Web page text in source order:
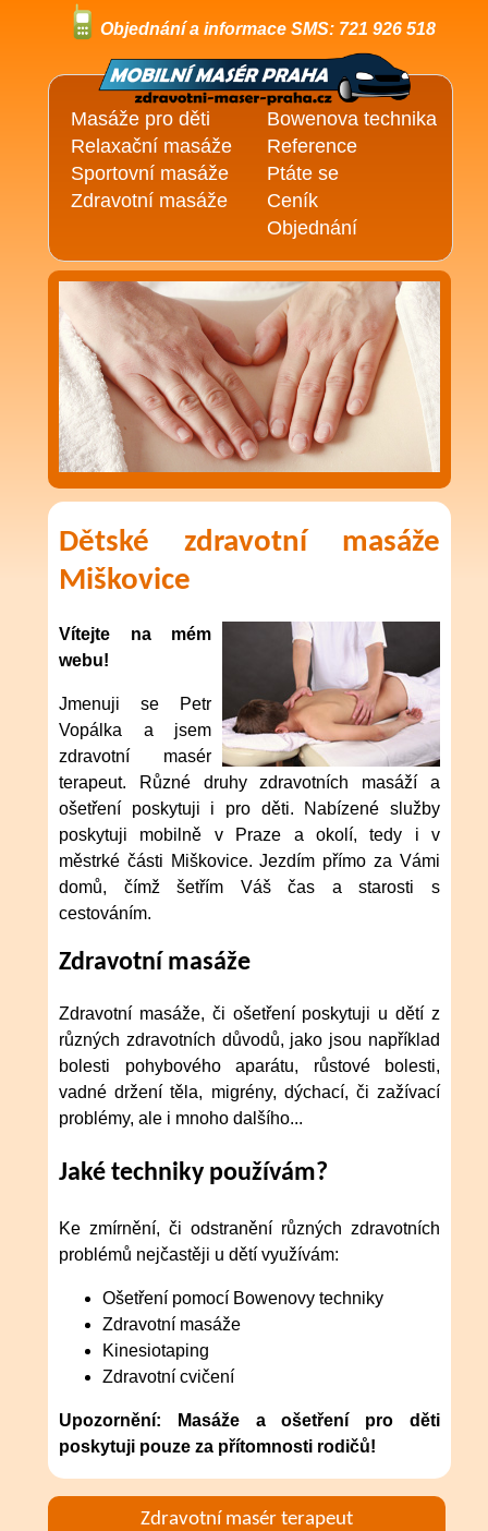
Masáže pro děti
Relaxační masáže
Sportovní masáže
Zdravotní masáže
Bowenova technika
Reference
Ptáte se
Ceník
Objednání
Objednání a informace SMS: 721 926 518
Dětské zdravotní masáže
Miškovice
Vítejte na mém
webu!
Jmenuji se Petr
Vopálka a jsem
zdravotní masér
terapeut. Různé druhy zdravotních masáží a
ošetření poskytuji i pro děti. Nabízené služby
poskytuji mobilně v Praze a okolí, tedy i v
městrké části Miškovice. Jezdím přímo za Vámi
domů, čímž šetřím Váš čas a starosti s
cestováním.
Zdravotní masáže
Zdravotní masáže, či ošetření poskytuji u dětí z
různých zdravotních důvodů, jako jsou například
bolesti pohybového aparátu, růstové bolesti,
vadné držení těla, migrény, dýchací, či zažívací
problémy, ale i mnoho dalšího...
Jaké techniky používám?
Ke zmírnění, či odstranění různých zdravotních
problémů nejčastěji u dětí využívám:
Ošetření pomocí Bowenovy techniky
Zdravotní masáže
Kinesiotaping
Zdravotní cvičení
Upozornění: Masáže a ošetření pro děti
poskytuji pouze za přítomnosti rodičů!
Zdravotní masér terapeut